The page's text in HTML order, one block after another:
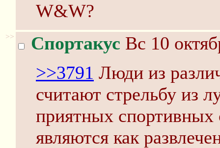
W&W?
>> Спортакус Вс 10
>>3791 Люди из
считают стрельбу из
приятных спортивных
являются как